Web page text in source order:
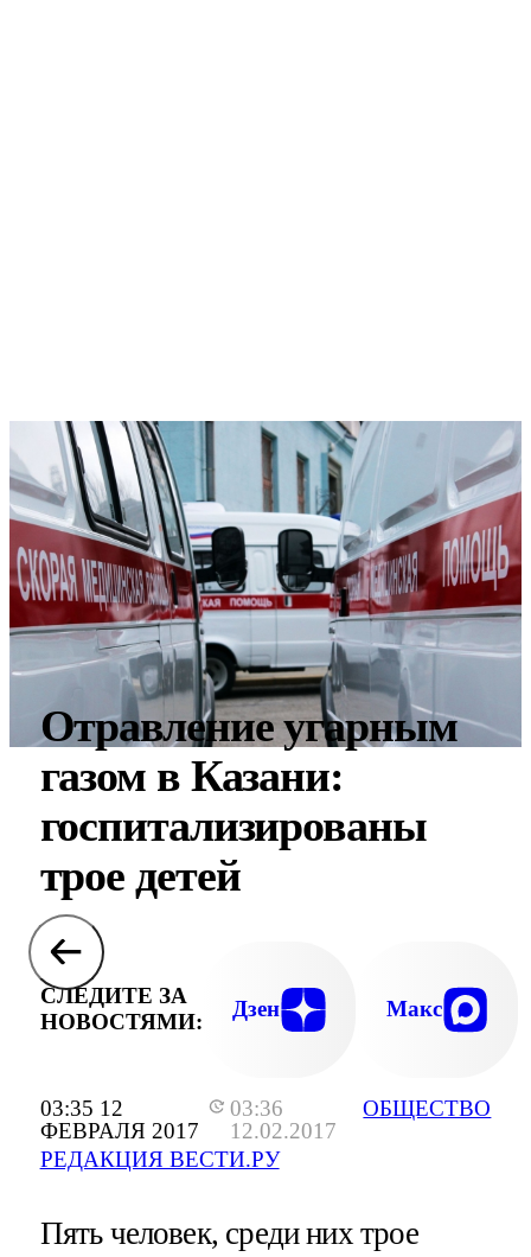
03:35 12
ФЕВРАЛЯ 2017
03:36
12.02.2017
РЕДАКЦИЯ ВЕСТИ.РУ
ОБЩЕСТВО
Отравление угарным
газом в Казани:
госпитализированы
трое детей
СЛЕДИТЕ ЗА
НОВОСТЯМИ:
Дзен Макс
Пять человек, среди них трое